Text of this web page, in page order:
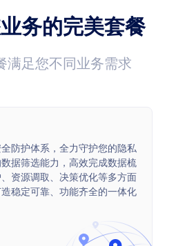
务的完美套餐
满足您不同业务需求
防护体系，全力守护您的隐私
据筛选能力，高效完成数据梳
资源调取、决策优化等多方面
稳定可靠、功能齐全的一体化